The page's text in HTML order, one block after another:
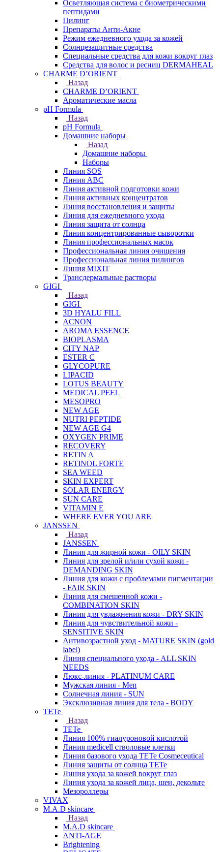
Осветляющая система с биометрическими
пептидами
Пилинг
Препараты Анти-Акне
Режим ежедневного ухода за кожей
Солнцезащитные средства
Специальные средства для кожи вокруг глаз
Средства для волос и ресниц DERMAHEAL
CHARME D’ORIENT
Назад
CHARME D’ORIENT
Ароматические масла
pH Formula
Назад
pH Formula
Домашние наборы
Назад
Домашние наборы
Наборы
Линия SOS
Линия АВС
Линия активной подготовки кожи
Линия активных концентратов
Линия восстановления и защиты
Линия для ежедневного ухода
Линия защита от солнца
Линия концентрированные сыворотки
Линия профессиональных масок
Профессиональная линия очищения
Профессиональная линия пилингов
Линия MIXIT
Трансдермальные растворы
GIGI
Назад
GIGI
3D HYALU FILL
ACNON
AROMA ESSENCE
BIOPLASMA
CITY NAP
ESTER C
GLYCOPURE
LIPACID
LOTUS BEAUTY
MEDICAL PEEL
MESOPRO
NEW AGE
NUTRI PEPTIDE
NEW AGE G4
OXYGEN PRIME
RECOVERY
RETIN A
RETINOL FORTE
SEA WEED
SKIN EXPERT
SOLAR ENERGY
SUN CARE
VITAMIN E
WHERE EVER YOU ARE
JANSSEN
Назад
JANSSEN
Линия для жирной кожи - OILY SKIN
Линия для зрелой и/или сухой кожи -
DEMANDING SKIN
Линия для кожи с проблемами пигментации
- FAIR SKIN
Линия для смешенной кожи -
COMBINATION SKIN
Линия для увлажнения кожи - DRY SKIN
Линия для чувствительной кожи -
SENSITIVE SKIN
Антивозрастной уход - MATURE SKIN (gold
label)
Линия специального ухода - ALL SKIN
NEEDS
Люкс-линия - PLATINUM CARE
Мужская линия - Men
Солнечная линия - SUN
Эксклюзивная линия для тела - BODY
TETe
Назад
TETe
Линия 100% гиалуроновой кислотой
Линия medicell стволовые клетки
Линия базового ухода TETe Cosmeceutical
Линия защиты от солнца TETe
Линия ухода за кожей вокруг глаз
Линия ухода за кожей лица, шеи, декольте
Мезороллеры
VIVAX
M.A.D skincare
Назад
M.A.D skincare
ANTI-AGE
Brightening